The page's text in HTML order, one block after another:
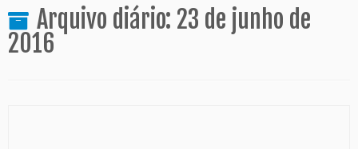
Arquivo diário: 23 de junho de
2016